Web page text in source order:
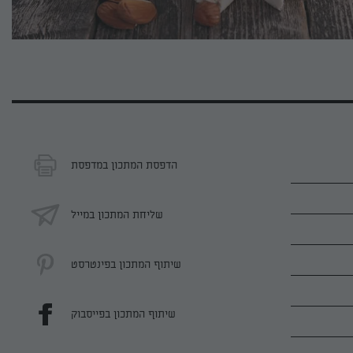
הדפסת המתכון במדפסת
שליחת המתכון במייל
שיתוף המתכון בפינטרסט
שיתוף המתכון בפייסבוק